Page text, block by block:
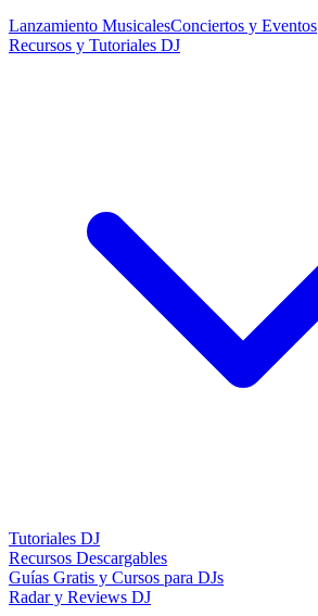
Lanzamiento MusicalesConciertos y Eventos
Recursos y Tutoriales DJ
Tutoriales DJ
Recursos Descargables
Guías Gratis y Cursos para DJs
Radar y Reviews DJ